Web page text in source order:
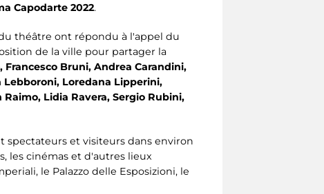
Capodarte 2022.
théâtre ont répondu à l'appel du
de la ville pour partager la
Bruni, Andrea Carandini,
Lebboroni, Loredana Lipperini,
Lidia Ravera, Sergio Rubini,
spectateurs et visiteurs dans environ
les cinémas et d'autres lieux
le Palazzo delle Esposizioni, le